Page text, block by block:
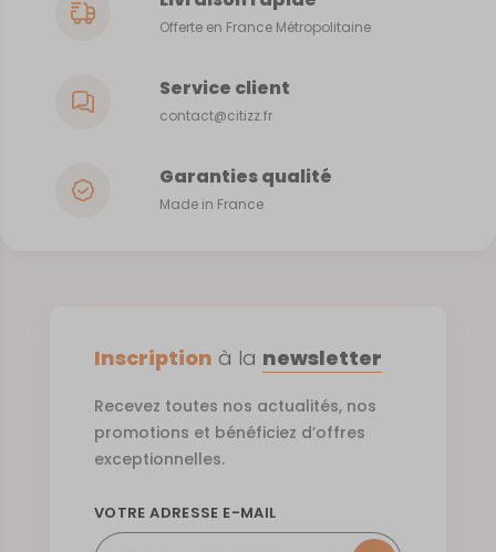
Offerte en France Métropolitaine
Service client
contact@citizz.fr
Garanties qualité
Made in France
Inscription à la newsletter
Recevez toutes nos actualités, nos
promotions et bénéficiez d’offres
exceptionnelles.
VOTRE ADRESSE E-MAIL